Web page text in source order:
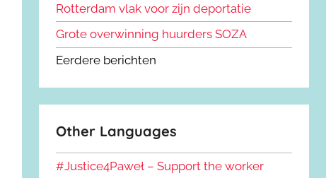
Rotterdam vlak voor zijn deportatie
Grote overwinning huurders SOZA
Eerdere berichten
Other Languages
#Justice4Paweł – Support the worker